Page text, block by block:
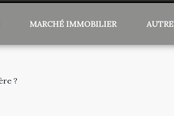
MARCHÉ IMMOBILIER AUTRE
?